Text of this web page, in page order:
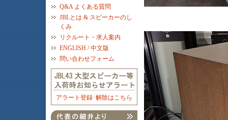
Q&A よくある質問
JBLとは & スピーカーのし
くみ
リクルート・求人案内
ENGLISH / 中文版
問い合わせフォーム
アラート登録･解除はこちら